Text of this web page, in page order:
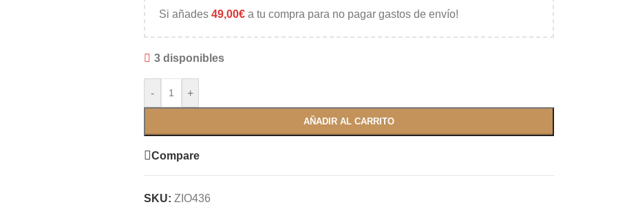
Si añades 49,00€a tu compra para no pagar gastos de envío!
3 disponibles
- +
AÑADIR AL CARRITO
Compare
SKU: ZIO436